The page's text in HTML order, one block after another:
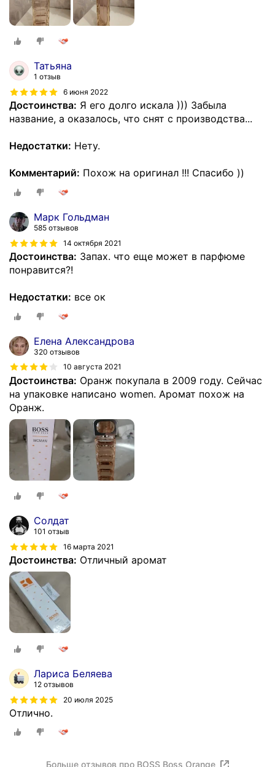
Татьяна
1 отзыв
6 июня 2022
Достоинства: Я его долго искала ))) Забыла
название, а оказалось, что снят с производства...
Недостатки: Нету.
Комментарий: Похож на оригинал !!! Спасибо ))
Марк Гольдман
585 отзывов
14 октября 2021
Достоинства: Запах. что еще может в парфюме
понравится?!
Недостатки: все ок
Елена Александрова
320 отзывов
10 августа 2021
Достоинства: Оранж покупала в 2009 году. Сейчас
на упаковке написано women. Аромат похож на
Оранж.
Солдат
101 отзыв
16 марта 2021
Достоинства: Отличный аромат
Лариса Беляева
12 отзывов
20 июля 2025
Отлично.
Больше отзывов про BOSS Boss Orange